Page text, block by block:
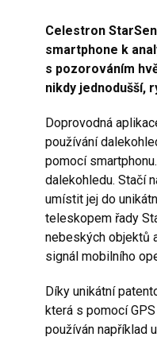
Celestron
smartphone k
s pozorováním
nikdy jednodušší,
Doprovodná
používání
pomocí
dalekohledu. Stačí
umístit jej do
teleskopem řady
nebeských objektů
signál mobilního
Díky unikátní
která s pomocí
používán například